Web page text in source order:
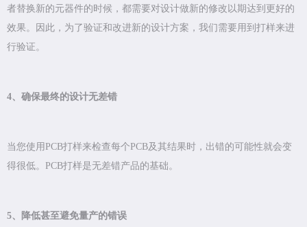
者替换新的元器件的时候，都需要对设计做新的修改以期达到更好的
效果。因此，为了验证和改进新的设计方案，我们需要用到打样来进
行验证。
4、确保最终的设计无差错
当您使用PCB打样来检查每个PCB及其结果时，出错的可能性就会变
得很低。PCB打样是无差错产品的基础。
5、降低甚至避免量产的错误